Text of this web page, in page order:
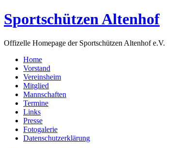
Sportschützen Altenhof
Offizelle Homepage der Sportschützen Altenhof e.V.
Home
Vorstand
Vereinsheim
Mitglied
Mannschaften
Termine
Links
Presse
Fotogalerie
Datenschutzerklärung